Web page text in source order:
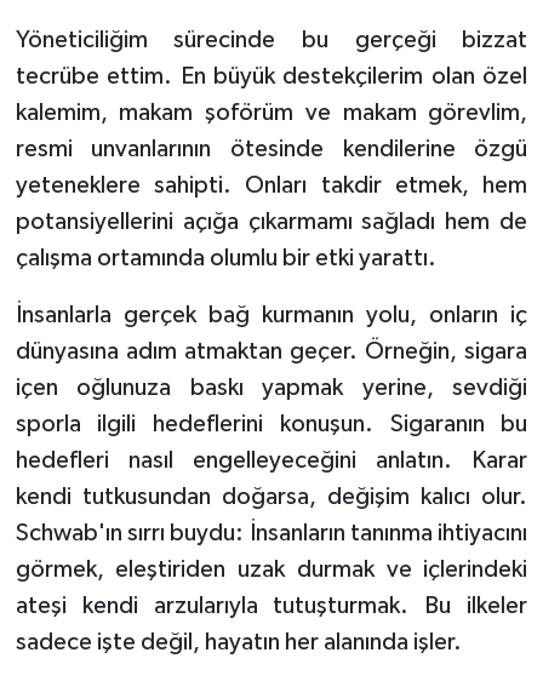
Yöneticiliğim sürecinde bu gerçeği bizzat
tecrübe ettim. En büyük destekçilerim olan özel
kalemim, makam şoförüm ve makam görevlim,
resmi unvanlarının ötesinde kendilerine özgü
yeteneklere sahipti. Onları takdir etmek, hem
potansiyellerini açığa çıkarmamı sağladı hem de
çalışma ortamında olumlu bir etki yarattı.
İnsanlarla gerçek bağ kurmanın yolu, onların iç
dünyasına adım atmaktan geçer. Örneğin, sigara
içen oğlunuza baskı yapmak yerine, sevdiği
sporla ilgili hedeflerini konuşun. Sigaranın bu
hedefleri nasıl engelleyeceğini anlatın. Karar
kendi tutkusundan doğarsa, değişim kalıcı olur.
Schwab'ın sırrı buydu: İnsanların tanınma ihtiyacını
görmek, eleştiriden uzak durmak ve içlerindeki
ateşi kendi arzularıyla tutuşturmak. Bu ilkeler
sadece işte değil, hayatın her alanında işler.